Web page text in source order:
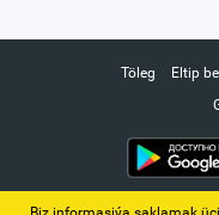
Töleg Eltip